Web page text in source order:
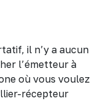
il n’y a aucun
l’émetteur à
où vous voulez
récepteur